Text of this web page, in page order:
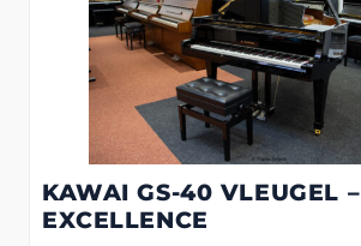
KAWAI GS-40 VLEUGEL –
EXCELLENCE